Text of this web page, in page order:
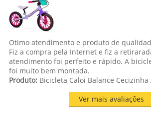
Otimo atendimento e produto de
Fiz a compra pela Internet e fiz a
atendimento foi perfeito e rápido. A
foi muito bem montada.
Produto:Bicicleta Caloi Balance Cecizinha
Ver mais avaliações